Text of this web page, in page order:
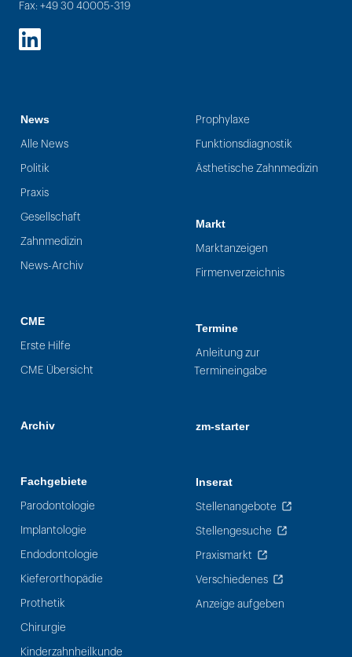
Fax: +49 30 40005-319
LinkedIn
News
Alle News
Politik
Praxis
Gesellschaft
Zahnmedizin
News-Archiv
CME
Erste Hilfe
CME Übersicht
Archiv
Fachgebiete
Parodontologie
Implantologie
Endodontologie
Kieferorthopädie
Prothetik
Chirurgie
Kinderzahnheilkunde
Prophylaxe
Funktionsdiagnostik
Ästhetische Zahnmedizin
Markt
Marktanzeigen
Firmenverzeichnis
Termine
Anleitung zur
Termineingabe
zm-starter
Inserat
Stellenangebote
Stellengesuche
Praxismarkt
Verschiedenes
Anzeige aufgeben